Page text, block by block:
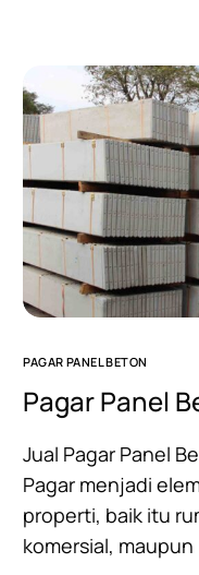
PAGAR PANEL BETON
Pagar Panel
Jual Pagar Panel
Pagar menjadi
properti, baik itu
komersial, maupun